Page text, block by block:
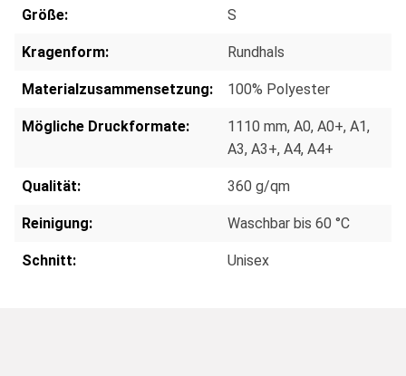
Größe: S
Kragenform: Rundhals
Materialzusammensetzung: 100% Polyester
Mögliche Druckformate: 1110 mm, A0, A0+, A1,
A3, A3+, A4, A4+
Qualität: 360 g/qm
Reinigung: Waschbar bis 60 °C
Schnitt: Unisex